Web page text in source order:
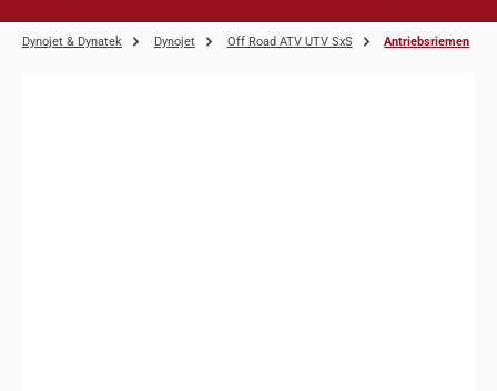
Dynojet & Dynatek Dynojet Off Road ATV UTV SxS Antriebsriemen